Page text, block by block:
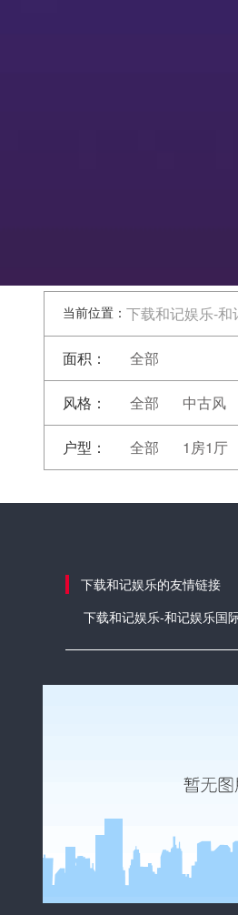
当前位置： 下载和记娱乐-和
面积： 全部
风格： 全部 中古风
户型： 全部 1房1厅
下载和记娱乐的友情链接
下载和记娱乐-和记娱乐国